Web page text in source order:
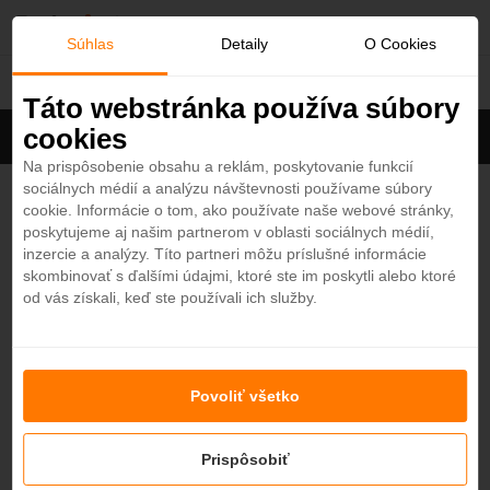
ú
Turecko
Filter
Zobrazených 1z 20 hotelov Zobraziť všetky
Cullinan Belek 5*
4,5
Turecko - Plážový hotel
Nenašli ste hotel podľa svojich predstáv?
Zobraziť hotely
Súhlas Detaily O Cookies
Táto webstránka používa súbory
cookies
Na prispôsobenie obsahu a reklám, poskytovanie funkcií
sociálnych médií a analýzu návštevnosti používame súbory
cookie. Informácie o tom, ako používate naše webové stránky,
poskytujeme aj našim partnerom v oblasti sociálnych médií,
inzercie a analýzy. Títo partneri môžu príslušné informácie
skombinovať s ďalšími údajmi, ktoré ste im poskytli alebo ktoré
od vás získali, keď ste používali ich služby.
Prispôsobiť
Povoliť všetko